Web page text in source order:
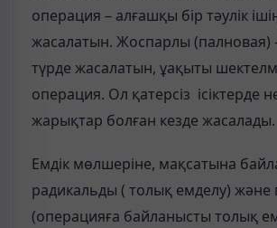
операция – алғашқы бір тәулік
жасалатын. Жоспарлы (палновая)
түрде жасалатын, ұақыты
операция. Ол қатерсіз ісіктерде
жарықтар болған кезде жасалады.
Емдік мөлшеріне, мақсатына
радикальды ( толық емделу) және
(операцияға байланысты толық